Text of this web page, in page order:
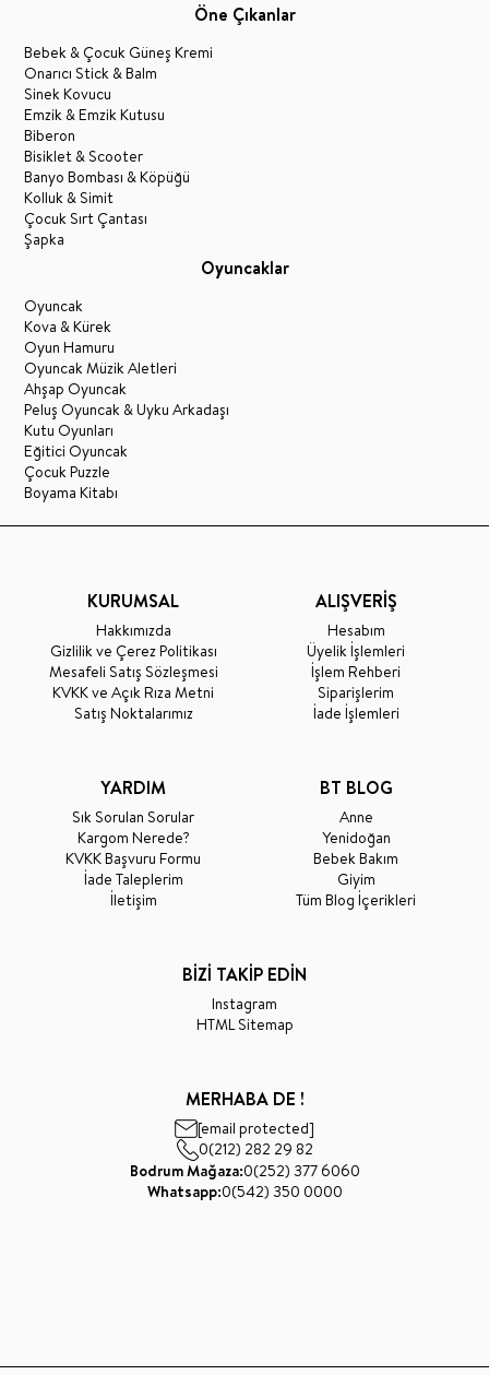
Öne Çıkanlar
Bebek & Çocuk Güneş Kremi
Onarıcı Stick & Balm
Sinek Kovucu
Emzik & Emzik Kutusu
Biberon
Bisiklet & Scooter
Banyo Bombası & Köpüğü
Kolluk & Simit
Çocuk Sırt Çantası
Şapka
Oyuncaklar
Oyuncak
Kova & Kürek
Oyun Hamuru
Oyuncak Müzik Aletleri
Ahşap Oyuncak
Peluş Oyuncak & Uyku Arkadaşı
Kutu Oyunları
Eğitici Oyuncak
Çocuk Puzzle
Boyama Kitabı
KURUMSAL
Hakkımızda
Gizlilik ve Çerez Politikası
Mesafeli Satış Sözleşmesi
KVKK ve Açık Rıza Metni
Satış Noktalarımız
ALIŞVERİŞ
Hesabım
Üyelik İşlemleri
İşlem Rehberi
Siparişlerim
İade İşlemleri
YARDIM
Sık Sorulan Sorular
Kargom Nerede?
KVKK Başvuru Formu
İade Taleplerim
İletişim
BT BLOG
Anne
Yenidoğan
Bebek Bakım
Giyim
Tüm Blog İçerikleri
BİZİ TAKİP EDİN
Instagram
HTML Sitemap
MERHABA DE !
[email protected]
0(212) 282 29 82
Bodrum Mağaza:0(252) 377 6060
Whatsapp:0(542) 350 0000